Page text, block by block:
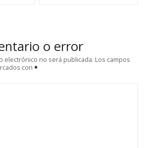
o error
electrónico no será publicada. Los campos
con